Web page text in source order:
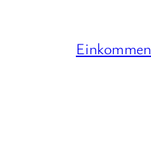
Einkommen